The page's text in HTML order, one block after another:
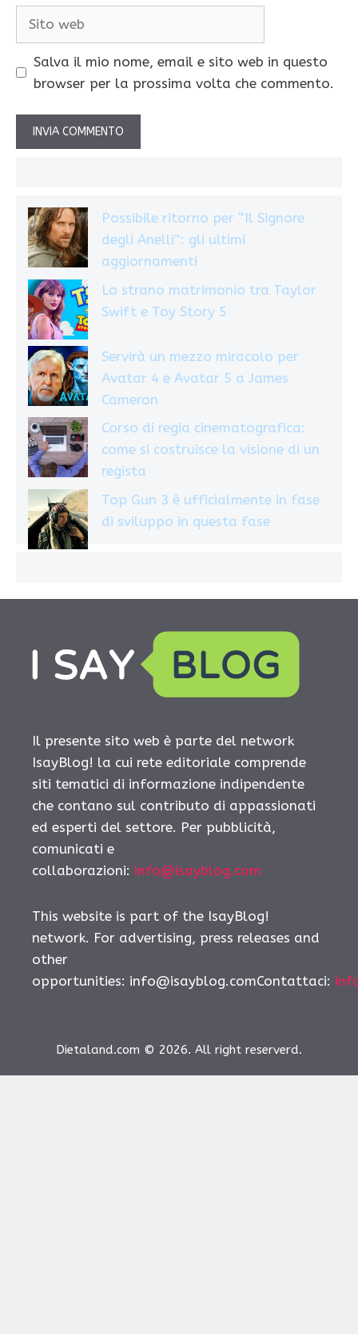
Salva il mio nome, email e sito web in questo
browser per la prossima volta che commento.
Possibile ritorno per “Il Signore
degli Anelli”: gli ultimi
aggiornamenti
Lo strano matrimonio tra Taylor
Swift e Toy Story 5
Servirà un mezzo miracolo per
Avatar 4 e Avatar 5 a James
Cameron
Corso di regia cinematografica:
come si costruisce la visione di un
regista
Top Gun 3 è ufficialmente in fase
di sviluppo in questa fase
Il presente sito web è parte del network
IsayBlog! la cui rete editoriale comprende
siti tematici di informazione indipendente
che contano sul contributo di appassionati
ed esperti del settore. Per pubblicità,
comunicati e
collaborazioni: info@isayblog.com
This website is part of the IsayBlog!
network. For advertising, press releases and
other
opportunities: info@isayblog.comContattaci:
Dietaland.com © 2026. All right reserverd.